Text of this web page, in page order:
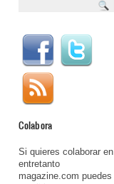
Colabora
Si quieres colaborar en
entretanto
magazine.com puedes